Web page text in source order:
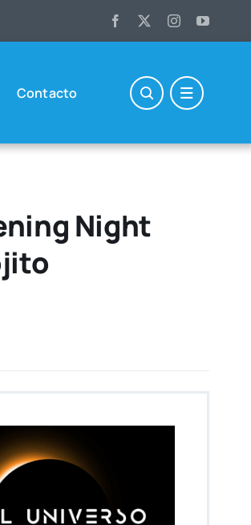
Con­tac­to
Night